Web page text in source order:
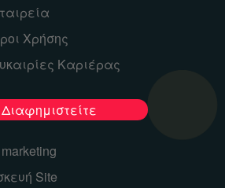
Χρήσης
Καριέρας
Διαφημιστείτε
Site